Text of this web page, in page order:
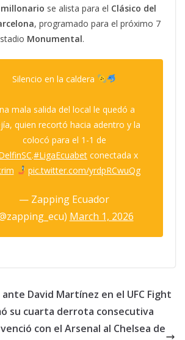
millonario se alista para el Clásico del
, programado para el próximo 7
Monumental.
Silencio en la caldera
mala salida del local le quedó a
quien recortó hacia adentro y la
colocó para el 1-1 de
.#LigaEcuabet conectada x
pic.twitter.com/yrdpRCwuQg
— Zapping Ecuador
March 1, 2026
David Martínez en el UFC Fight
su cuarta derrota consecutiva
con el Arsenal al Chelsea de